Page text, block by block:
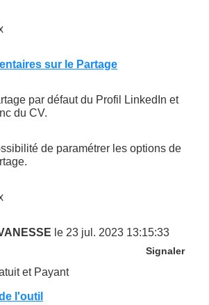
sur le Partage
par défaut du Profil LinkedIn et
du CV.
de paramétrer les options de
le 23 jul. 2023 13:15:33
Signaler
et Payant
l'outil